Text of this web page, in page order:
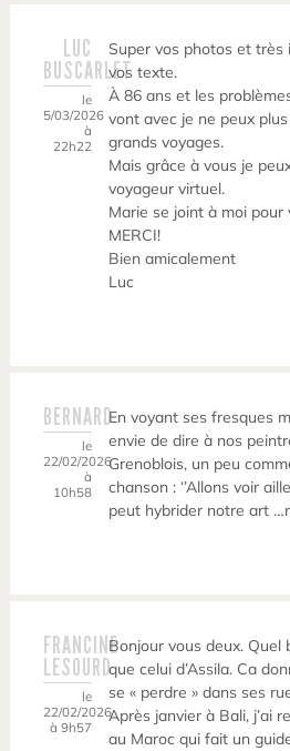
LUC
BUSCARLET
le
5/03/2026
à
22h22
Super vos photos et très
vos texte.
À 86 ans et les
vont avec je ne peux
grands voyages.
Mais grâce à vous je
voyageur virtuel.
Marie se joint à moi pour
MERCI!
Bien amicalement
Luc
BERNARD
le
22/02/2026
à
10h58
En voyant ses fresques
envie de dire à nos
Grenoblois, un peu
chanson : ‘’Allons voir
peut hybrider notre art
FRANCINE
LESOURD
le
22/02/2026
à 9h57
Bonjour vous deux. Quel
que celui d’Assila. Ca
se « perdre » dans ses
Après janvier à Bali, j’ai
au Maroc qui fait un